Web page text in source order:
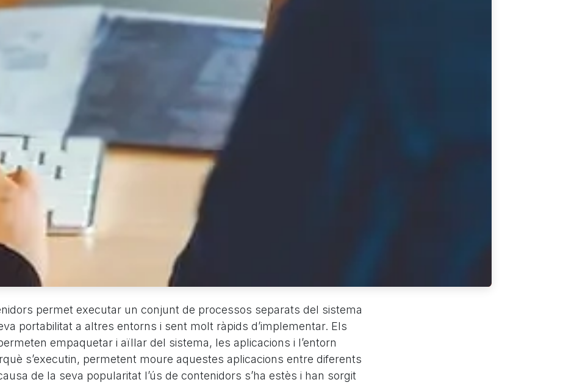
permet executar un conjunt de processos separats del sistema
portabilitat a altres entorns i sent molt ràpids d’implementar. Els
empaquetar i aïllar del sistema, les aplicacions i l’entorn
s’executin, permetent moure aquestes aplicacions entre diferents
de la seva popularitat l’ús de contenidors s’ha estès i han sorgit